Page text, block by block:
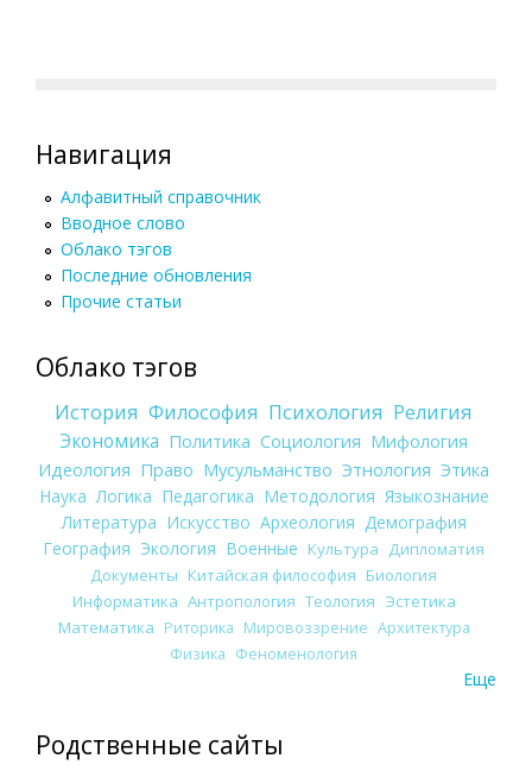
Навигация
Алфавитный справочник
Вводное слово
Облако тэгов
Последние обновления
Прочие статьи
Облако тэгов
История Философия Психология Религия
Экономика Политика Социология Мифология
Идеология Право Мусульманство Этнология Этика
Наука Логика Педагогика Методология Языкознание
Литература Искусство Археология Демография
География Экология Военные Культура
Дипломатия
Документы Китайская философия Биология
Информатика Антропология Теология Эстетика
Математика Риторика Мировоззрение Архитектура
Физика Феноменология
Еще
Родственные сайты